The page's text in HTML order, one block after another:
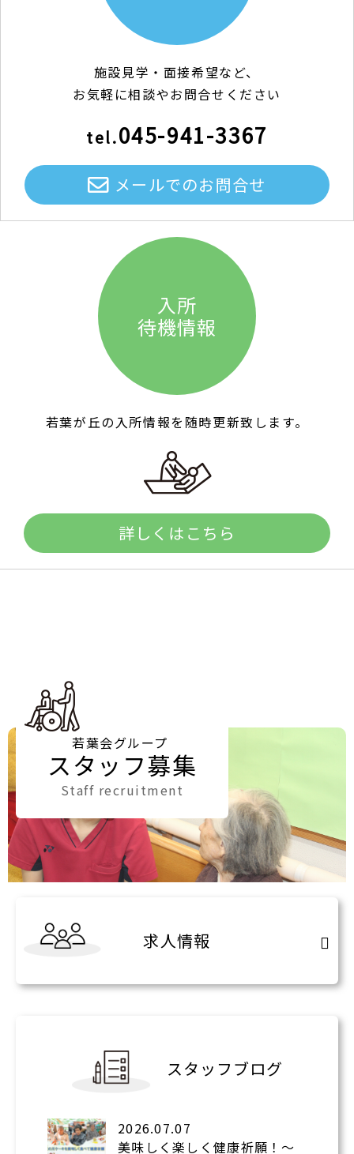
施設見学・面接希望など、
お気軽に相談やお問合せください
tel.045-941-3367
メールでのお問合せ
入所
待機情報
若葉が丘の入所情報を随時更新致します。
詳しくはこちら
若葉会グループ
スタッフ募集
Staff recruitment
求人情報
スタッフブログ
2026.07.07
美味しく楽しく健康祈願！～